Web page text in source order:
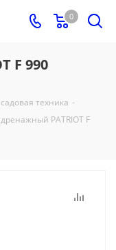
0
F 990
техника -
PATRIOT F